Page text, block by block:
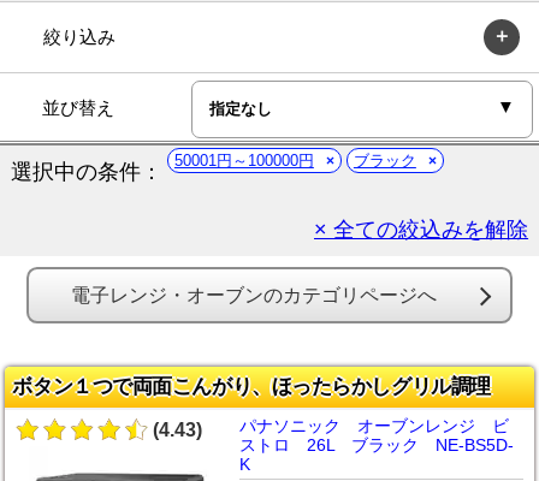
絞り込み
並び替え
選択中の条件： 50001円～100000円 ブラック
× 全ての絞込みを解除
電子レンジ・オーブンのカテゴリページへ
ボタン１つで両面こんがり、ほったらかしグリル調理
(4.43)
パナソニック オーブンレンジ ビ
ストロ 26L ブラック NE-BS5D-
K